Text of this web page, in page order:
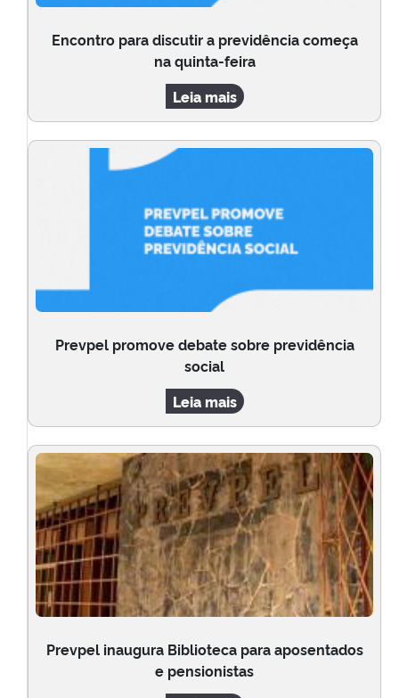
Encontro para discutir a previdência começa
na quinta-feira
Leia mais
Prevpel promove debate sobre previdência
social
Leia mais
Prevpel inaugura Biblioteca para aposentados
e pensionistas